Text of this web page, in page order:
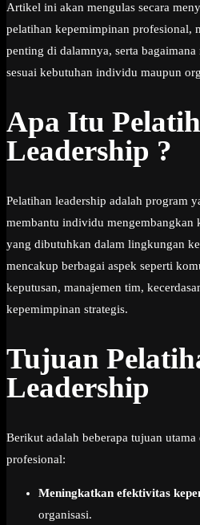
Artikel ini akan mengulas secara
pelatihan kepemimpinan profesional,
penting di dalamnya, serta
sesuai kebutuhan individu maupun
Apa Itu
Leadership ?
Pelatihan leadership adalah program
membantu individu mengembangkan
yang dibutuhkan dalam lingkungan
mencakup berbagai aspek seperti
keputusan, manajemen tim,
kepemimpinan strategis.
Tujuan
Leadership
Berikut adalah beberapa tujuan
profesional:
Meningkatkan efektivitas
organisasi.